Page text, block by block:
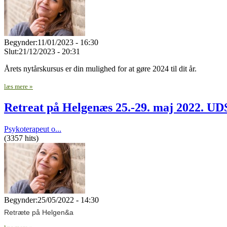
Begynder:11/01/2023 - 16:30
Slut:21/12/2023 - 20:31
Årets nytårskursus er din mulighed for at gøre 2024 til dit år.
læs mere »
Retreat på Helgenæs 25.-29. maj 2022.
Psykoterapeut o...
(3357 hits)
Begynder:25/05/2022 - 14:30
Retræte på Helgen&a